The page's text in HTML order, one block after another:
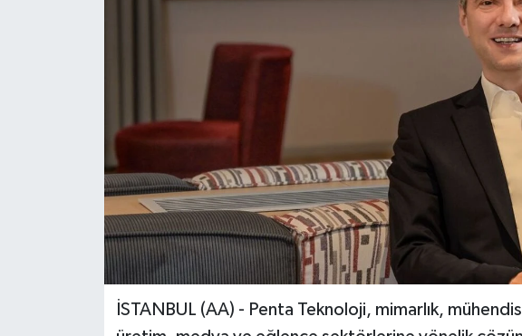
İSTANBUL (AA) - Penta Teknoloji, mimarlık,